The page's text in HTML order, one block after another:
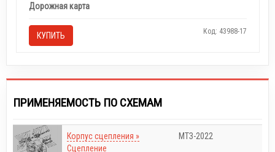
Дорожная карта
КУПИТЬ Код: 43988-17
ПРИМЕНЯЕМОСТЬ ПО СХЕМАМ
Корпус сцепления »
Сцепление
МТЗ-2022